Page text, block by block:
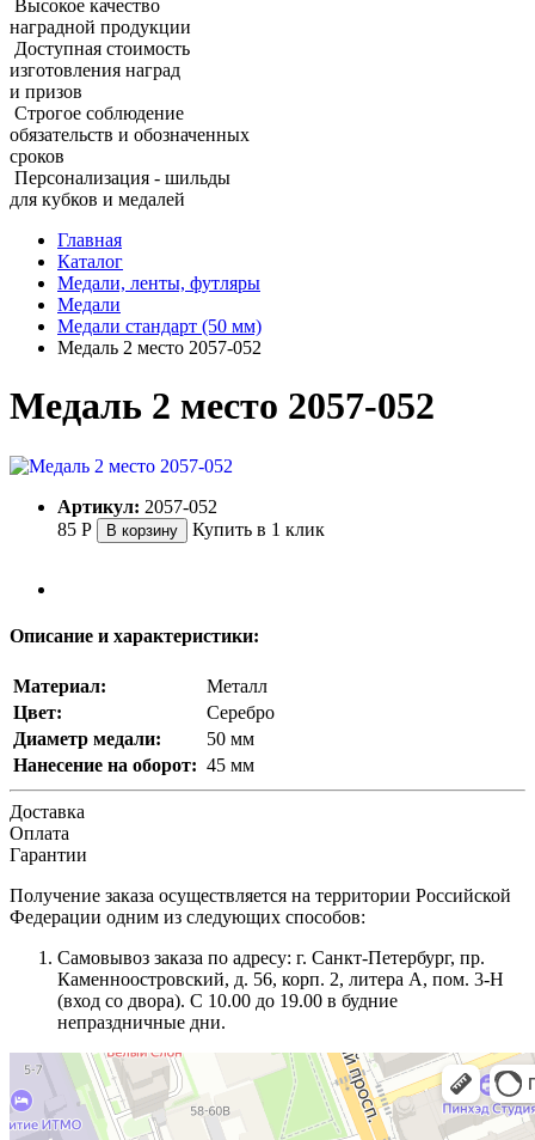
Высокое качество
наградной продукции
Доступная стоимость
изготовления наград
и призов
Строгое соблюдение
обязательств и обозначенных
сроков
Персонализация - шильды
для кубков и медалей
Главная
Каталог
Медали, ленты, футляры
Медали
Медали стандарт (50 мм)
Медаль 2 место 2057‑052
Медаль 2 место 2057‑052
Артикул: 2057-052
85 Р В корзину Купить в 1 клик
Описание и характеристики:
Материал:
Металл
Цвет:
Серебро
Диаметр медали:
50 мм
Нанесение на оборот: 45 мм
Доставка
Оплата
Гарантии
Получение заказа осуществляется на территории Российской
Федерации одним из следующих способов:
Самовывоз заказа по адресу: г. Санкт-Петербург, пр.
Каменноостровский, д. 56, корп. 2, литера А, пом. 3-Н
(вход со двора). С 10.00 до 19.00 в будние
непраздничные дни.